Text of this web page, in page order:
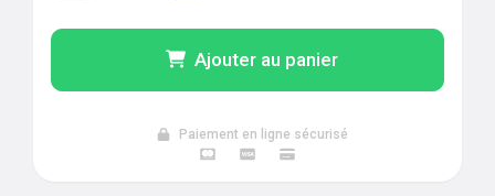
Ajouter au panier
Paiement en ligne sécurisé